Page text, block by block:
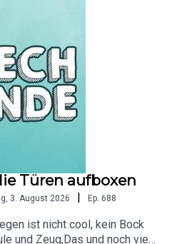
Kanal!Feedback,
beantworten wir
Server:
gibt's alle Infos zu
Codes und noch mehr:
Türen aufboxen
3. August 2026 Ep. 688
ist nicht cool, kein Bock
und Zeug,Das und noch viel